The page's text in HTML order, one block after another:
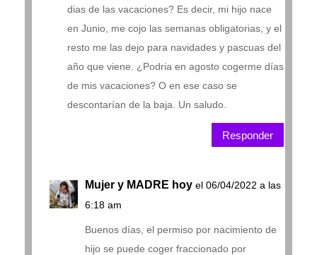
dias de las vacaciones? Es decir, mi hijo nace
en Junio, me cojo las semanas obligatorias, y el
resto me las dejo para navidades y pascuas del
año que viene. ¿Podria en agosto cogerme días
de mis vacaciones? O en ese caso se
descontarían de la baja. Un saludo.
Responder
Mujer y MADRE hoy el 06/04/2022 a las
6:18 am
Buenos días, el permiso por nacimiento de
hijo se puede coger fraccionado por